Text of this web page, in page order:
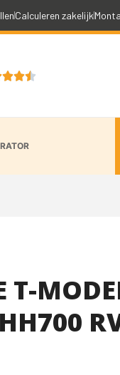
Calculeren zakelijk

T-